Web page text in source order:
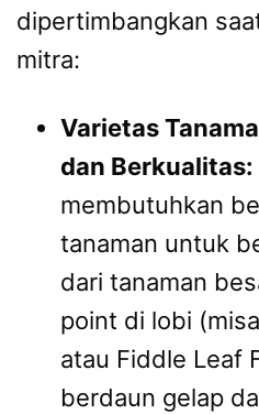
dipertimbangkan
mitra:
Varietas
dan Berkualitas:
membutuhkan
tanaman untuk
dari tanaman
point di lobi
atau Fiddle Leaf
berdaun gelap